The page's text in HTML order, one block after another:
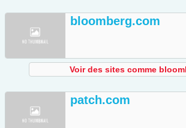
bloomberg.com
Voir des sites comme
patch.com